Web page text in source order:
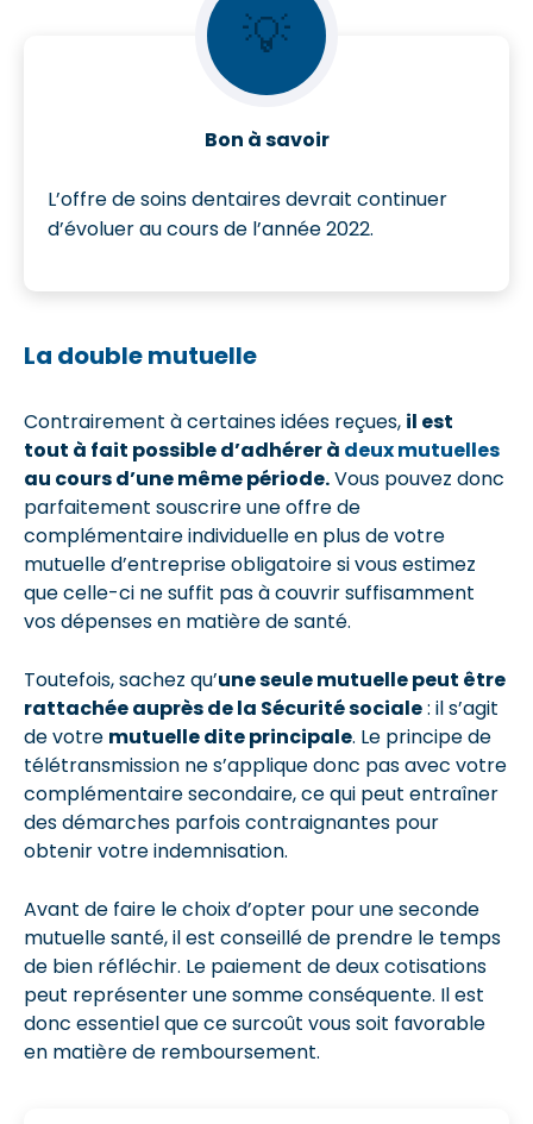
💡
Bon à savoir
L’offre de soins dentaires devrait continuer
d’évoluer au cours de l’année 2022.
La double mutuelle
Contrairement à certaines idées reçues, il est
tout à fait possible d’adhérer à deux mutuelles
au cours d’une même période.Vous pouvez donc
parfaitement souscrire une offre de
complémentaire individuelle en plus de votre
mutuelle d’entreprise obligatoire si vous estimez
que celle-ci ne suffit pas à couvrir suffisamment
vos dépenses en matière de santé.
Toutefois, sachez qu’une seule mutuelle peut être
rattachée auprès de la Sécurité sociale: il s’agit
de votre mutuelle dite principale. Le principe de
télétransmission ne s’applique donc pas avec votre
complémentaire secondaire, ce qui peut entraîner
des démarches parfois contraignantes pour
obtenir votre indemnisation.
Avant de faire le choix d’opter pour une seconde
mutuelle santé, il est conseillé de prendre le temps
de bien réfléchir. Le paiement de deux cotisations
peut représenter une somme conséquente. Il est
donc essentiel que ce surcoût vous soit favorable
en matière de remboursement.